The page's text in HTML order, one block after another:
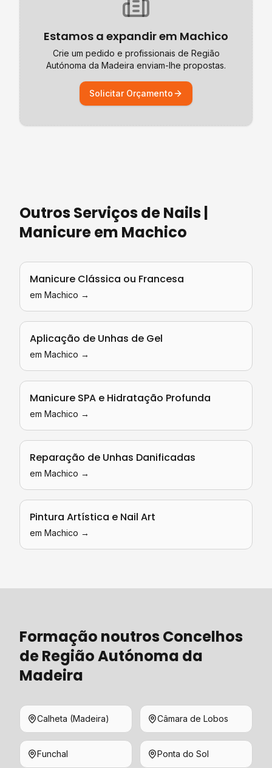
Estamos a expandir em Machico
Crie um pedido e profissionais de Região
Autónoma da Madeira enviam-lhe propostas.
Solicitar Orçamento
Outros Serviços deNails |
Manicureem Machico
Manicure Clássica ou Francesa
em Machico →
Aplicação de Unhas de Gel
em Machico →
Manicure SPA e Hidratação Profunda
em Machico →
Reparação de Unhas Danificadas
em Machico →
Pintura Artística e Nail Art
em Machico →
Formação noutros Concelhos
deRegião Autónoma da
Madeira
Calheta (Madeira) Câmara de Lobos
Funchal Ponta do Sol